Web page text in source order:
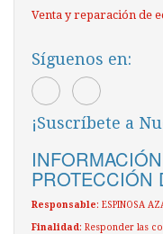
Venta y reparación de
Síguenos en:
¡Suscríbete a
PROTECCIÓN
Responsable: ESPINOSA
Finalidad: Responder las